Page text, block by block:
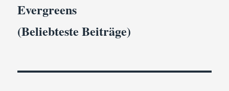
Evergreens
(Beliebteste Beiträge)